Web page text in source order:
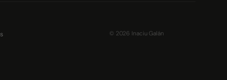
© 2026 Inaciu Galán